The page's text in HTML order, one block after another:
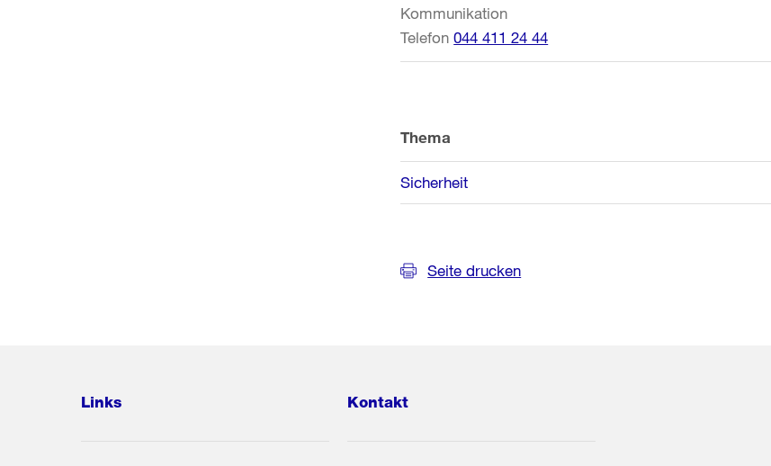
Kommunikation
Telefon 044 411 24 44
Thema
Sicherheit
Seite drucken
Links Kontakt